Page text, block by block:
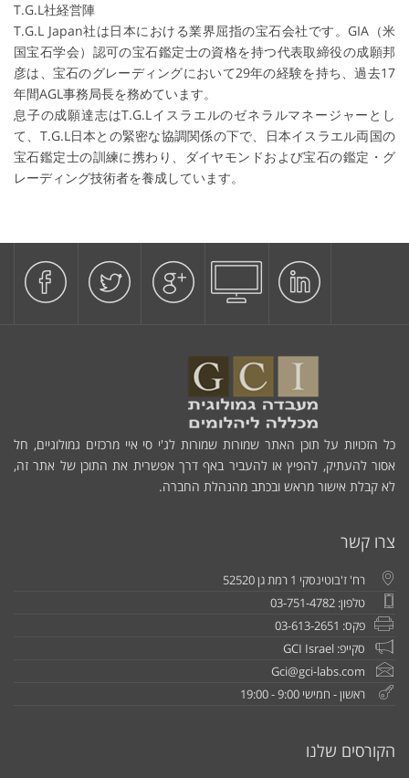
T.G.L社経営陣
T.G.L Japan社は日本における業界屈指の宝石会社です。GIA（米
国宝石学会）認可の宝石鑑定士の資格を持つ代表取締役の成願邦
彦は、宝石のグレーディングにおいて29年の経験を持ち、過去17
年間AGL事務局長を務めています。
息子の成願達志はT.G.Lイスラエルのゼネラルマネージャーとし
て、T.G.L日本との緊密な協調関係の下で、日本イスラエル両国の
宝石鑑定士の訓練に携わり、ダイヤモンドおよび宝石の鑑定・グ
レーディング技術者を養成しています。
כל הזכויות על תוכן האתר שמורות שמורות לג'י סי איי מרכזים גמולוגיים, חל
אסור להעתיק, להפיץ או להעביר באף דרך אפשרית את התוכן של אתר זה,
לא קבלת אישור מראש ובכתב מהנהלת החברה.
צרו קשר
רח' ז'בוטינסקי 1 רמת גן 52520
טלפון: 03-751-4782
פקס: 03-613-2651
סקייפ: GCI Israel
Gci@gci-labs.com
ראשון - חמישי 9:00 - 19:00
הקורסים שלנו